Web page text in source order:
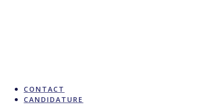
CONTACT
CANDIDATURE